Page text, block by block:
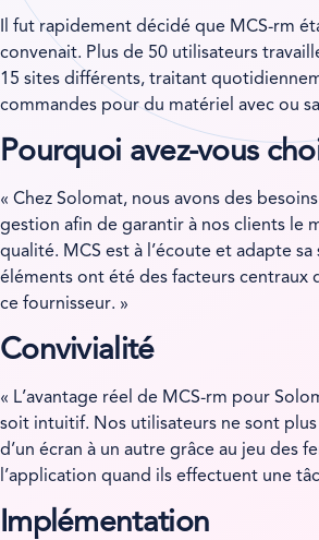
Il fut rapidement décidé que MCS-rm
convenait. Plus de 50 utilisateurs
15 sites différents, traitant
commandes pour du matériel avec ou
Pourquoi avez-vous
« Chez Solomat, nous avons des
gestion afin de garantir à nos clients le
qualité. MCS est à l’écoute et adapte sa
éléments ont été des facteurs centraux
ce fournisseur. »
Convivialité
« L’avantage réel de MCS-rm pour
soit intuitif. Nos utilisateurs ne sont
d’un écran à un autre grâce au jeu des
l’application quand ils effectuent une
Implémentation